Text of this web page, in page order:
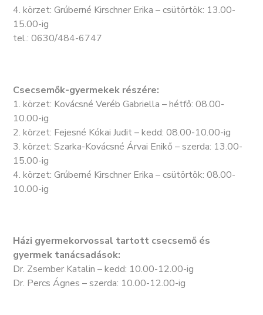
4. körzet: Grúberné Kirschner Erika – csütörtök: 13.00-
15.00-ig
tel.: 0630/484-6747
Csecsemők-gyermekek részére:
1. körzet: Kovácsné Veréb Gabriella – hétfő: 08.00-
10.00-ig
2. körzet: Fejesné Kókai Judit – kedd: 08.00-10.00-ig
3. körzet: Szarka-Kovácsné Árvai Enikő – szerda: 13.00-
15.00-ig
4. körzet: Grúberné Kirschner Erika – csütörtök: 08.00-
10.00-ig
Házi gyermekorvossal tartott csecsemő és
gyermek tanácsadások:
Dr. Zsember Katalin – kedd: 10.00-12.00-ig
Dr. Percs Ágnes – szerda: 10.00-12.00-ig